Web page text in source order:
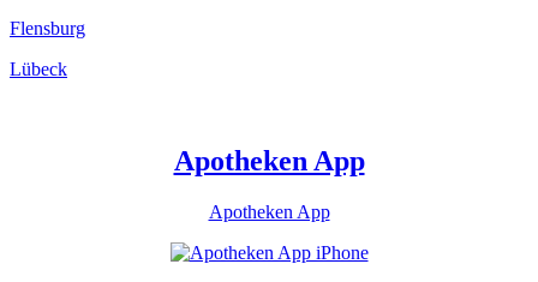
Flensburg
Lübeck
Apotheken App
Apotheken App